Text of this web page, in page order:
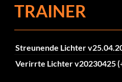
TRAINER
Streunende Lichter
Verirrte Lichter v20230425